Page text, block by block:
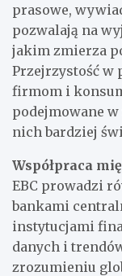
prasowe,
pozwalają na
jakim zmierza
Przejrzystość w
firmom i
podejmowane
nich bardziej
Współpraca
EBC prowadzi
bankami
instytucjami
danych i
zrozumieniu